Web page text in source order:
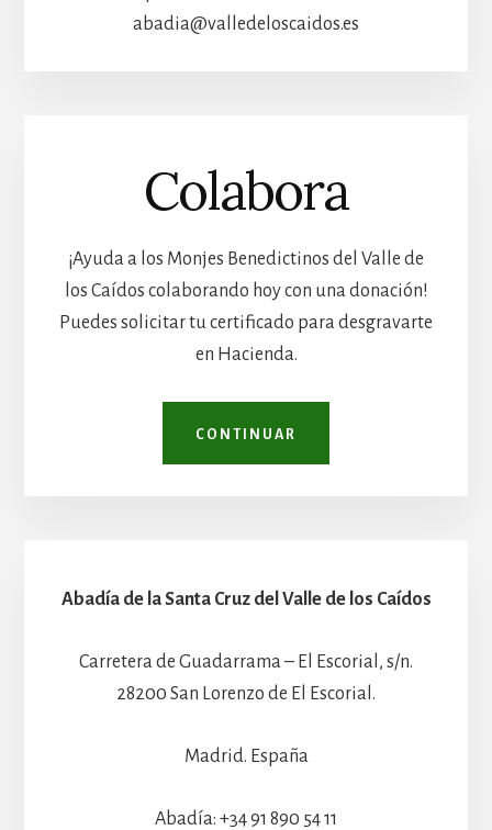
abadia@valledeloscaidos.es
Colabora
¡Ayuda a los Monjes Benedictinos del Valle de
los Caídos colaborando hoy con una donación!
Puedes solicitar tu certificado para desgravarte
en Hacienda.
CONTINUAR
Abadía de la Santa Cruz del Valle de los Caídos
Carretera de Guadarrama – El Escorial, s/n.
28200 San Lorenzo de El Escorial.
Madrid. España
Abadía: +34 91 890 54 11